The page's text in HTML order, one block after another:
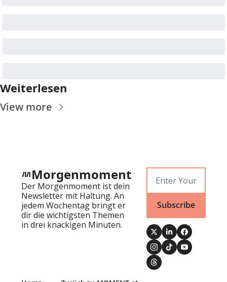
Weiterlesen
View more
Morgenmoment
Der Morgenmoment ist dein
Newsletter mit Haltung. An
jedem Wochentag bringt er
dir die wichtigsten Themen
in drei knackigen Minuten.
Subscribe